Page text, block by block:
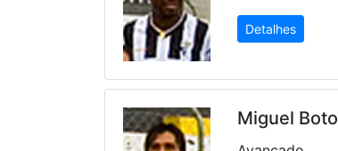
Detalhes
Miguel Boto